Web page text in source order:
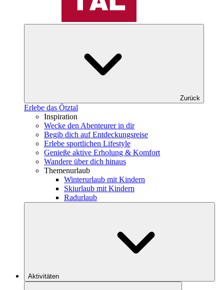
Zurück
Erlebe das Ötztal
Inspiration
Wecke den Abenteurer in dir
Begib dich auf Entdeckungsreise
Erlebe sportlichen Lifestyle
Genieße aktive Erholung & Komfort
Wandere über dich hinaus
Themenurlaub
Winterurlaub mit Kindern
Skiurlaub mit Kindern
Radurlaub
Aktivitäten